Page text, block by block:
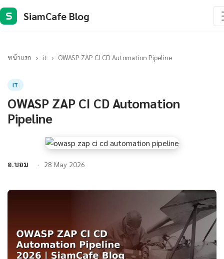
S SiamCafe Blog
หน้าแรก › it › OWASP ZAP CI CD Automation Pipeline
IT
OWASP ZAP CI CD Automation
Pipeline
อ.บอม 28 May 2026